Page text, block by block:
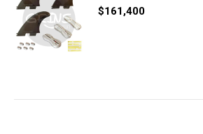
$161,400